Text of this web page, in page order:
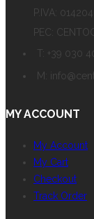
P.IVA:
PEC:
T: +39 030
M:
MY ACCOUNT
My Account
My Cart
Checkout
Track Order